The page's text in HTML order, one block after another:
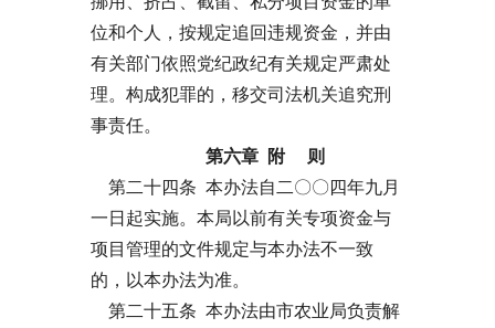
位和个人，按规定追回违规资金，并由
有关部门依照党纪政纪有关规定严肃处
理。构成犯罪的，移交司法机关追究刑
事责任。
第六章 附 则
第二十四条 本办法自二〇〇四年九月
一日起实施。本局以前有关专项资金与
项目管理的文件规定与本办法不一致
的，以本办法为准。
第二十五条 本办法由市农业局负责解